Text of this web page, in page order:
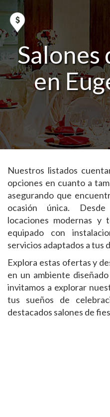
Salones
en
Nuestros listados
opciones en cuanto a
asegurando que
ocasión única.
locaciones modernas y
equipado con
servicios adaptados a tus
Explora estas ofertas y
en un ambiente
invitamos a explorar
tus sueños de
destacados salones de